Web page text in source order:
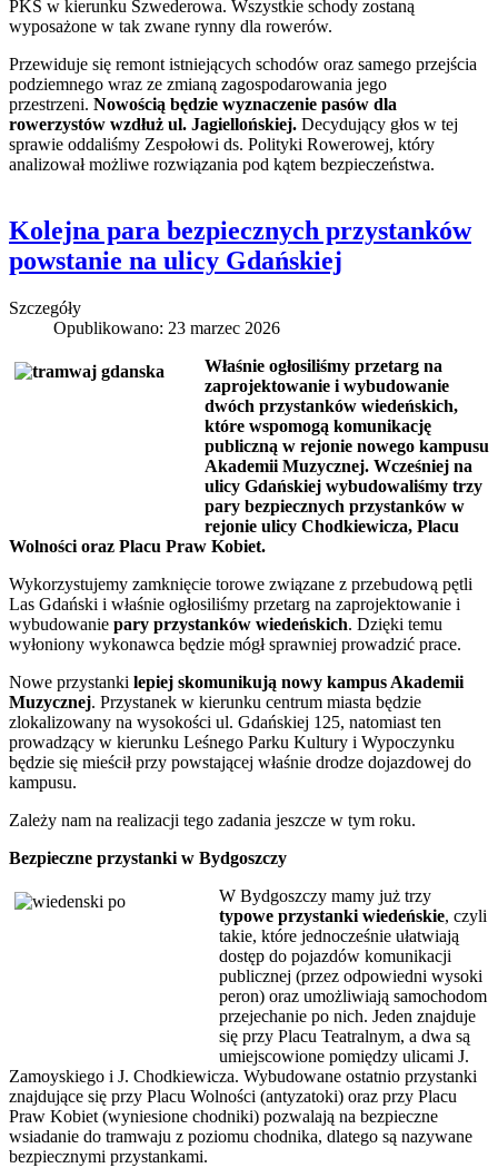
PKS w kierunku Szwederowa. Wszystkie schody zostaną
wyposażone w tak zwane rynny dla rowerów.
Przewiduje się remont istniejących schodów oraz samego przejścia
podziemnego wraz ze zmianą zagospodarowania jego
przestrzeni. Nowością będzie wyznaczenie pasów dla
rowerzystów wzdłuż ul. Jagiellońskiej. Decydujący głos w tej
sprawie oddaliśmy Zespołowi ds. Polityki Rowerowej, który
analizował możliwe rozwiązania pod kątem bezpieczeństwa.
Kolejna para bezpiecznych przystanków
powstanie na ulicy Gdańskiej
Szczegóły
Opublikowano: 23 marzec 2026
Właśnie ogłosiliśmy przetarg na
zaprojektowanie i wybudowanie
dwóch przystanków wiedeńskich,
które wspomogą komunikację
publiczną w rejonie nowego kampusu
Akademii Muzycznej. Wcześniej na
ulicy Gdańskiej wybudowaliśmy trzy
pary bezpiecznych przystanków w
rejonie ulicy Chodkiewicza, Placu
Wolności oraz Placu Praw Kobiet.
Wykorzystujemy zamknięcie torowe związane z przebudową pętli
Las Gdański i właśnie ogłosiliśmy przetarg na zaprojektowanie i
wybudowanie pary przystanków wiedeńskich. Dzięki temu
wyłoniony wykonawca będzie mógł sprawniej prowadzić prace.
Nowe przystanki lepiej skomunikują nowy kampus Akademii
Muzycznej. Przystanek w kierunku centrum miasta będzie
zlokalizowany na wysokości ul. Gdańskiej 125, natomiast ten
prowadzący w kierunku Leśnego Parku Kultury i Wypoczynku
będzie się mieścił przy powstającej właśnie drodze dojazdowej do
kampusu.
Zależy nam na realizacji tego zadania jeszcze w tym roku.
Bezpieczne przystanki w Bydgoszczy
W Bydgoszczy mamy już trzy
typowe przystanki wiedeńskie, czyli
takie, które jednocześnie ułatwiają
dostęp do pojazdów komunikacji
publicznej (przez odpowiedni wysoki
peron) oraz umożliwiają samochodom
przejechanie po nich. Jeden znajduje
się przy Placu Teatralnym, a dwa są
umiejscowione pomiędzy ulicami J.
Zamoyskiego i J. Chodkiewicza. Wybudowane ostatnio przystanki
znajdujące się przy Placu Wolności (antyzatoki) oraz przy Placu
Praw Kobiet (wyniesione chodniki) pozwalają na bezpieczne
wsiadanie do tramwaju z poziomu chodnika, dlatego są nazywane
bezpiecznymi przystankami.